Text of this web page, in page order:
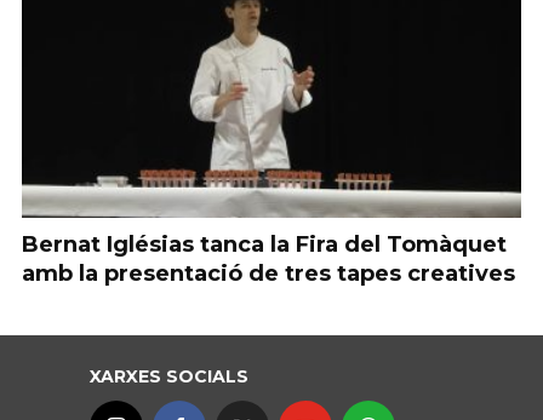
Bernat Iglésias tanca la Fira del Tomàquet
amb la presentació de tres tapes creatives
XARXES SOCIALS